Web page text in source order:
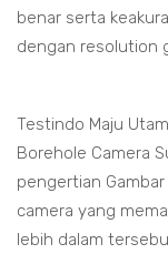
benar serta
dengan resolution
Testindo Maju
Borehole Camera
pengertian
camera yang
lebih dalam